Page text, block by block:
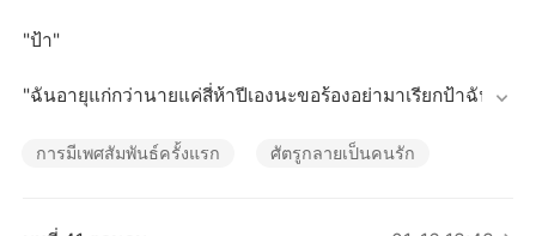
เรื่องสั้นคัดสรร
"ป้า"
"ฉันอายุแก่กว่านายแค่สี่ห้าปีเองนะขอร้องอย่ามาเรียกป้าฉันไ
"เอาน่าเรียกแบบนี้แล่ะน่ารักดี"
การมีเพศสัมพันธ์ครั้งแรก ศัตรูกลายเป็นคนรัก